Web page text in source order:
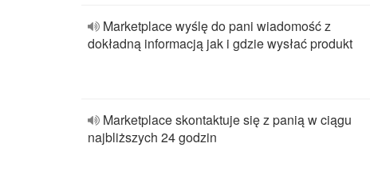
Marketplace wyślę do pani wiadomość z
dokładną informacją jak i gdzie wysłać produkt
Marketplace skontaktuje się z panią w ciągu
najbliższych 24 godzin